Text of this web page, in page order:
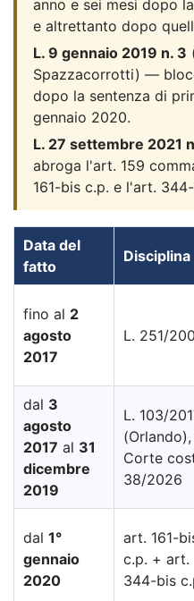
anno e sei mesi dopo
e altrettanto dopo
L. 9 gennaio 2019 n. 3
Spazzacorrotti) —
dopo la sentenza di
gennaio 2020.
L. 27 settembre 2021
abroga l'art. 159
161-bis c.p. e l'art.
Data del
fatto
Disciplina
fino al 2
agosto
2017
L. 251/
dal 3
agosto
2017 al 31
dicembre
2019
L. 103/
Corte
38/2026
dal 1°
gennaio
2020
art. 161-
c.p. + art.
344-bis